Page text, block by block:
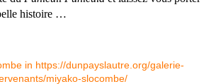
histoire …